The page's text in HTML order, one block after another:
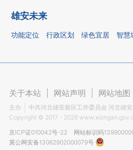
雄安未来
功能定位 行政区划 绿色宜居 智慧
关于本站 网站声明 网站地图
主办
中共河北雄安新区工作委员会 河北雄
Copyright © 2017 - 2026
京ICP证010042号-22
网站标识码
冀公网安备13062902000079号